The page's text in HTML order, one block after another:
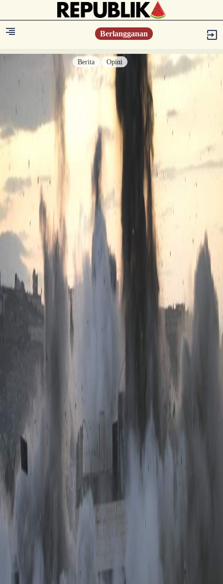
Berlangganan
Berita Opini
Berita
Islam Digest
Opini
Konsultasi Syariah
Resonansi
Sejarah
Lensa
Iqtishodia
Sastra
Literasi Umat